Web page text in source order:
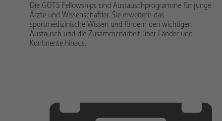
Die GOTS Fellowships sind Austauschprogramme für junge
Ärzte und Wissenschaftler. Sie erweitern das
sportmedizinische Wissen und fördern den wichtigen
Austausch und die Zusammenarbeit über Länder und
Kontinente hinaus.